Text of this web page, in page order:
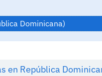
Dominicana)
en República